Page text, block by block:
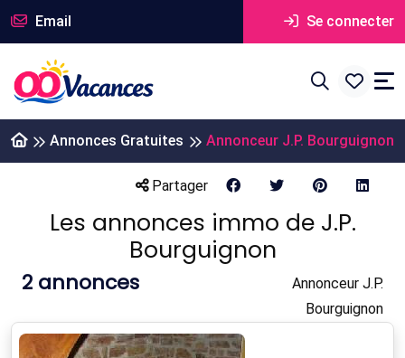
Email Se connecter
Annonces Gratuites Annonceur J.P. Bourguignon
Partager
Les annonces immo de J.P.
Bourguignon
2 annonces
Annonceur J.P.
Bourguignon